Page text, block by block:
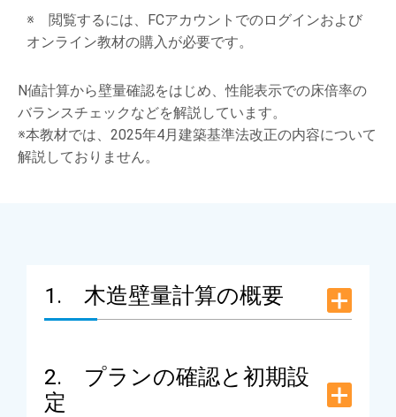
※ 閲覧するには、FCアカウントでのログインおよび
オンライン教材の購入が必要です。
N値計算から壁量確認をはじめ、性能表示での床倍率の
バランスチェックなどを解説しています。
※本教材では、2025年4月建築基準法改正の内容について
解説しておりません。
1. 木造壁量計算の概要
2. プランの確認と初期設
定